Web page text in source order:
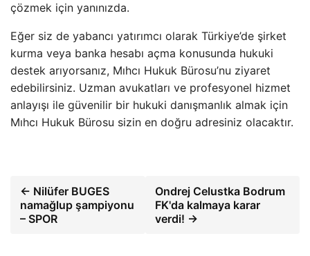
çözmek için yanınızda.
Eğer siz de yabancı yatırımcı olarak Türkiye’de şirket
kurma veya banka hesabı açma konusunda hukuki
destek arıyorsanız, Mıhcı Hukuk Bürosu’nu ziyaret
edebilirsiniz. Uzman avukatları ve profesyonel hizmet
anlayışı ile güvenilir bir hukuki danışmanlık almak için
Mıhcı Hukuk Bürosu sizin en doğru adresiniz olacaktır.
← Nilüfer BUGES
namağlup şampiyonu
– SPOR
Ondrej Celustka Bodrum
FK'da kalmaya karar
verdi! →